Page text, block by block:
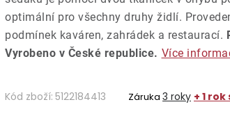
optimální pro všechny druhy židlí.
podmínek kaváren, zahrádek a restaurací.
Vyrobeno v České republice. Více
Kód zboží: 5122184413 Záruka 3 roky + 1